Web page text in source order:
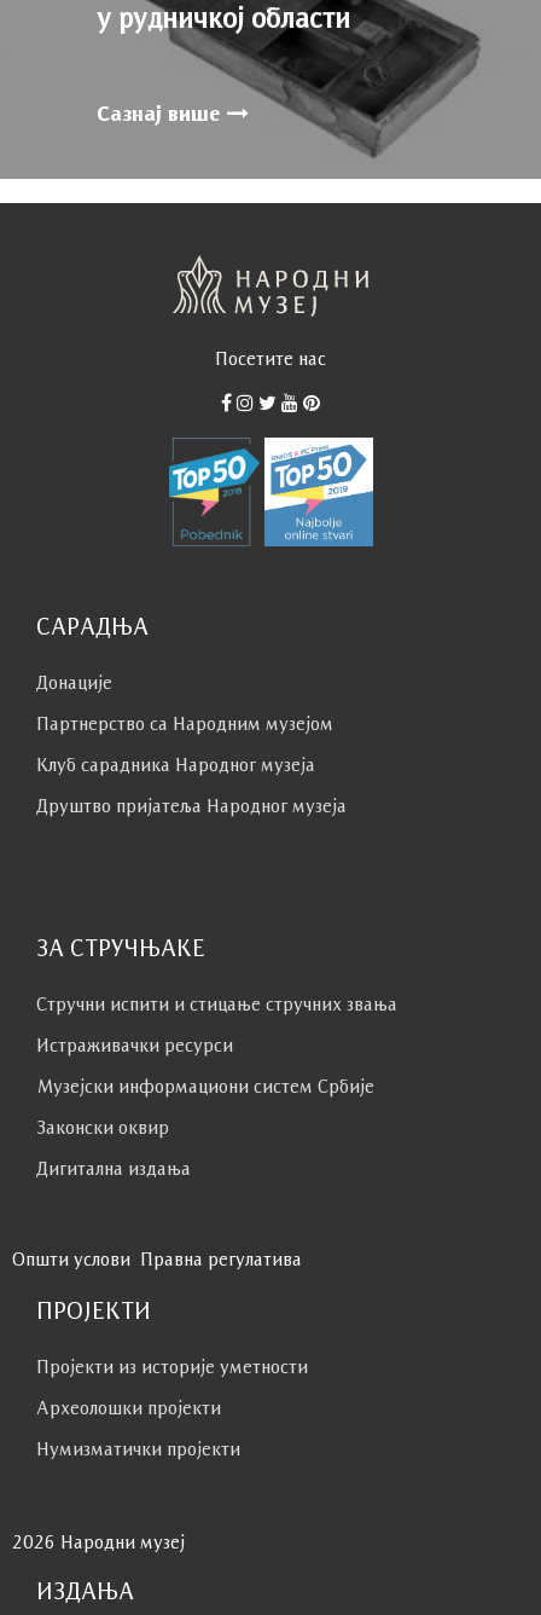
у рудничкој области
Сазнај више
Посетите нас
САРАДЊА
Донације
Партнерство са Народним музејoм
Клуб сaрaдникa Народног музеја
Друштво пријатеља Народног музеја
ЗА СТРУЧЊАКЕ
Стручни испити и стицање стручних звања
Истраживачки ресурси
Музејски информациони систем Србије
Законски оквир
Дигитална издања
Општи услови Правна регулатива
ПРОЈЕКТИ
Пројекти из историје уметности
Археолошки пројекти
Нумизматички пројекти
2026 Народни музеј
ИЗДАЊА